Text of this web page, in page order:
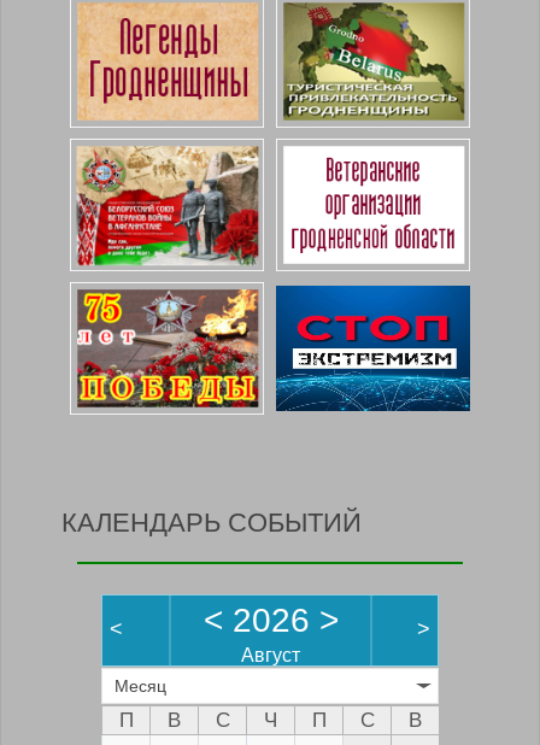
КАЛЕНДАРЬ СОБЫТИЙ
< < 2026 >
Август
>
Месяц
П В С Ч П С
В